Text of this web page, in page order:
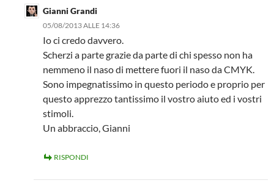
Gianni Grandi
05/08/2013 ALLE 14:36
Io ci credo davvero.
Scherzi a parte grazie da parte di chi spesso non ha
nemmeno il naso di mettere fuori il naso da CMYK.
Sono impegnatissimo in questo periodo e proprio per
questo apprezzo tantissimo il vostro aiuto ed i vostri
stimoli.
Un abbraccio, Gianni
RISPONDI